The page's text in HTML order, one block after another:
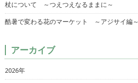
杖について ～つえつえなるままに～
酷暑で変わる花のマーケット ～アジサイ編～
アーカイブ
2026年